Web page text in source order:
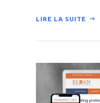
LIRE LA SUITE